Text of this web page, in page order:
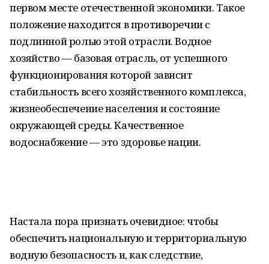
первом месте отечественной экономики. Такое
положение находится в противоречии с
подлинной ролью этой отрасли. Водное
хозяйство — базовая отрасль, от успешного
функционирования которой зависит
стабильность всего хозяйственного комплекса,
жизнеобеспечение населения и состояние
окружающей среды. Качественное
водоснабжение — это здоровье нации.
Настала пора признать очевидное: чтобы
обеспечить национальную и территориальную
водную безопасность и, как следствие,